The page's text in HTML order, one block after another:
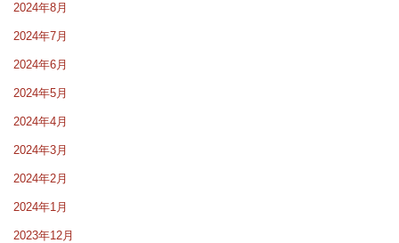
2024年8月
2024年7月
2024年6月
2024年5月
2024年4月
2024年3月
2024年2月
2024年1月
2023年12月